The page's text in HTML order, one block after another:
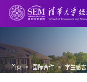
首页 » 国际合作 » 学生感言